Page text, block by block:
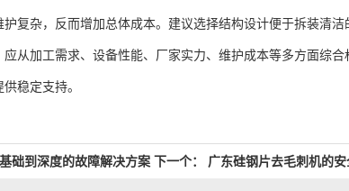
复杂，反而增加总体成本。建议选择结构设计便于拆装清洁
加工需求、设备性能、厂家实力、维护成本等多方面综合
稳定支持。
础到深度的故障解决方案 下一个： 广东硅钢片去毛刺机的